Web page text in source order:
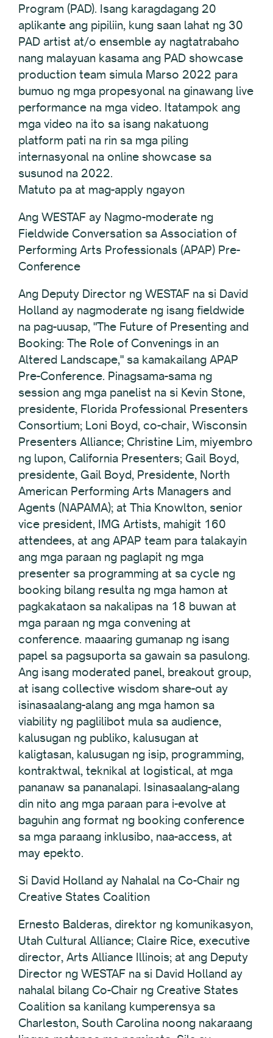
Program (PAD). Isang karagdagang 20
aplikante ang pipiliin, kung saan lahat ng 30
PAD artist at/o ensemble ay nagtatrabaho
nang malayuan kasama ang PAD showcase
production team simula Marso 2022 para
bumuo ng mga propesyonal na ginawang live
performance na mga video. Itatampok ang
mga video na ito sa isang nakatuong
platform pati na rin sa mga piling
internasyonal na online showcase sa
susunod na 2022.
Matuto pa at mag-apply ngayon
Ang WESTAF ay Nagmo-moderate ng
Fieldwide Conversation sa Association of
Performing Arts Professionals (APAP) Pre-
Conference
Ang Deputy Director ng WESTAF na si David
Holland ay nagmoderate ng isang fieldwide
na pag-uusap, "The Future of Presenting and
Booking: The Role of Convenings in an
Altered Landscape," sa kamakailang APAP
Pre-Conference. Pinagsama-sama ng
session ang mga panelist na si Kevin Stone,
presidente, Florida Professional Presenters
Consortium; Loni Boyd, co-chair, Wisconsin
Presenters Alliance; Christine Lim, miyembro
ng lupon, California Presenters; Gail Boyd,
presidente, Gail Boyd, Presidente, North
American Performing Arts Managers and
Agents (NAPAMA); at Thia Knowlton, senior
vice president, IMG Artists, mahigit 160
attendees, at ang APAP team para talakayin
ang mga paraan ng paglapit ng mga
presenter sa programming at sa cycle ng
booking bilang resulta ng mga hamon at
pagkakataon sa nakalipas na 18 buwan at
mga paraan ng mga convening at
conference. maaaring gumanap ng isang
papel sa pagsuporta sa gawain sa pasulong.
Ang isang moderated panel, breakout group,
at isang collective wisdom share-out ay
isinasaalang-alang ang mga hamon sa
viability ng paglilibot mula sa audience,
kalusugan ng publiko, kalusugan at
kaligtasan, kalusugan ng isip, programming,
kontraktwal, teknikal at logistical, at mga
pananaw sa pananalapi. Isinasaalang-alang
din nito ang mga paraan para i-evolve at
baguhin ang format ng booking conference
sa mga paraang inklusibo, naa-access, at
may epekto.
Si David Holland ay Nahalal na Co-Chair ng
Creative States Coalition
Ernesto Balderas, direktor ng komunikasyon,
Utah Cultural Alliance; Claire Rice, executive
director, Arts Alliance Illinois; at ang Deputy
Director ng WESTAF na si David Holland ay
nahalal bilang Co-Chair ng Creative States
Coalition sa kanilang kumperensya sa
Charleston, South Carolina noong nakaraang